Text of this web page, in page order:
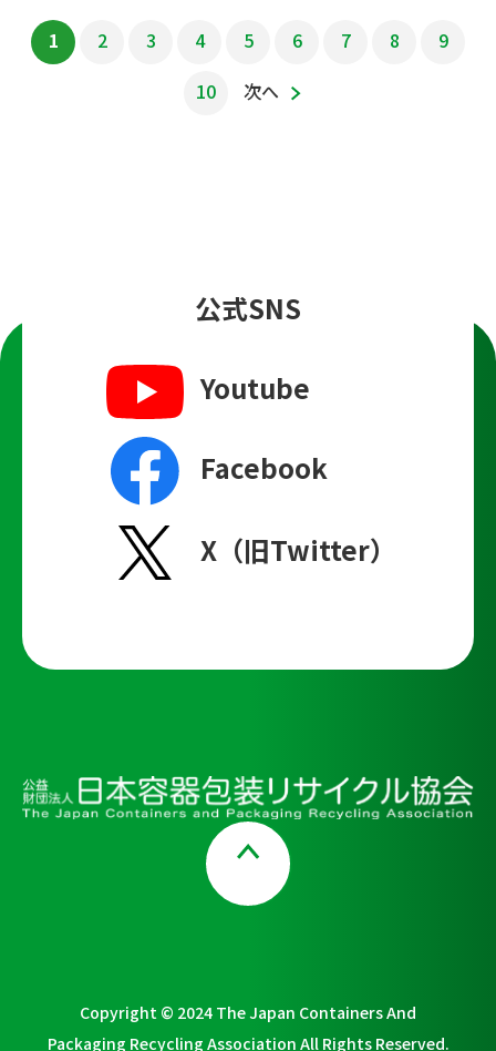
1 2 3 4 5 6 7 8
9
10
次へ
公式SNS
Youtube
Facebook
X（旧Twitter）
Copyright © 2024 The Japan Containers And
Packaging Recycling Association All Rights Reserved.